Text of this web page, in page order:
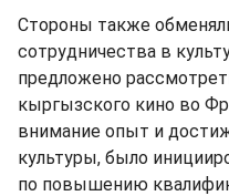
Стороны также
сотрудничества в
предложено
кыргызского кино во
внимание опыт и
культуры, было
по повышению